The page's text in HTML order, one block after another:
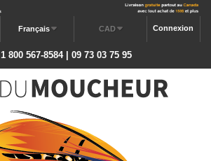
Connexion
CAD
Français
1 800 567-8584 | 09 73 03 75 95